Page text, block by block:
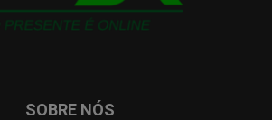
SOBRE NÓS